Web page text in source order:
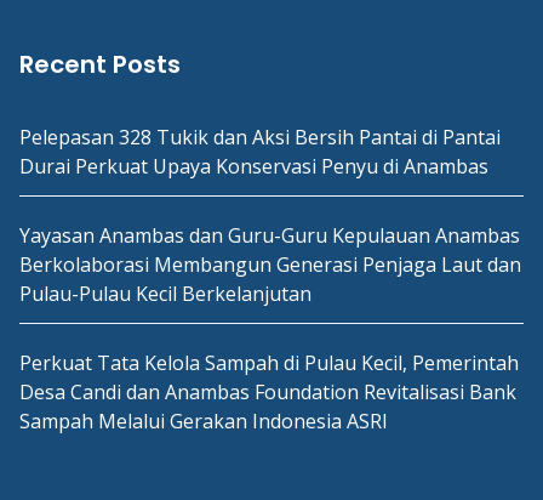
Recent Posts
Pelepasan 328 Tukik dan Aksi Bersih Pantai di Pantai
Durai Perkuat Upaya Konservasi Penyu di Anambas
Yayasan Anambas dan Guru-Guru Kepulauan Anambas
Berkolaborasi Membangun Generasi Penjaga Laut dan
Pulau-Pulau Kecil Berkelanjutan
Perkuat Tata Kelola Sampah di Pulau Kecil, Pemerintah
Desa Candi dan Anambas Foundation Revitalisasi Bank
Sampah Melalui Gerakan Indonesia ASRI